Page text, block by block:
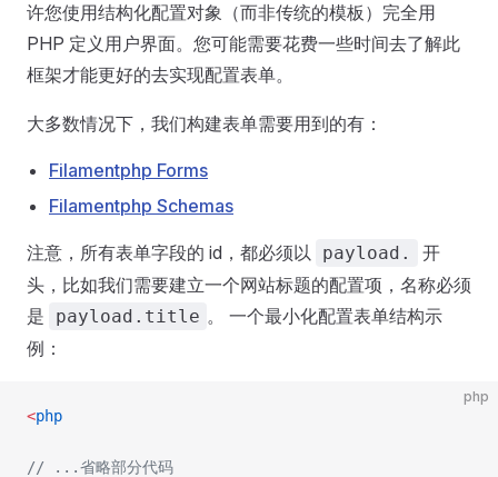
许您使用结构化配置对象（而非传统的模板）完全用
PHP 定义用户界面。您可能需要花费一些时间去了解此
框架才能更好的去实现配置表单。
大多数情况下，我们构建表单需要用到的有：
Filamentphp Forms
Filamentphp Schemas
注意，所有表单字段的 id，都必须以 payload.
开
头，比如我们需要建立一个网站标题的配置项，名称必须
是
payload.title 。 一个最小化配置表单结构示
例：
php
<php
// ...省略部分代码